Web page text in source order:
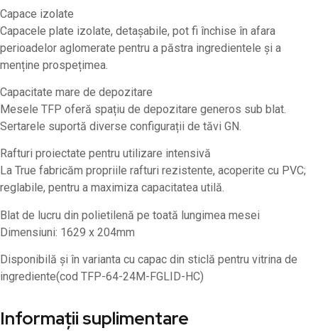
Capace izolate
Capacele plate izolate, detașabile, pot fi închise în afara
perioadelor aglomerate pentru a păstra ingredientele și a
menține prospețimea.
Capacitate mare de depozitare
Mesele TFP oferă spațiu de depozitare generos sub blat.
Sertarele suportă diverse configurații de tăvi GN.
Rafturi proiectate pentru utilizare intensivă
La True fabricăm propriile rafturi rezistente, acoperite cu PVC;
reglabile, pentru a maximiza capacitatea utilă.
Blat de lucru din polietilenă pe toată lungimea mesei
Dimensiuni: 1629 x 204mm
Disponibilă și în varianta cu capac din sticlă pentru vitrina de
ingrediente(cod TFP-64-24M-FGLID-HC)
Informații suplimentare